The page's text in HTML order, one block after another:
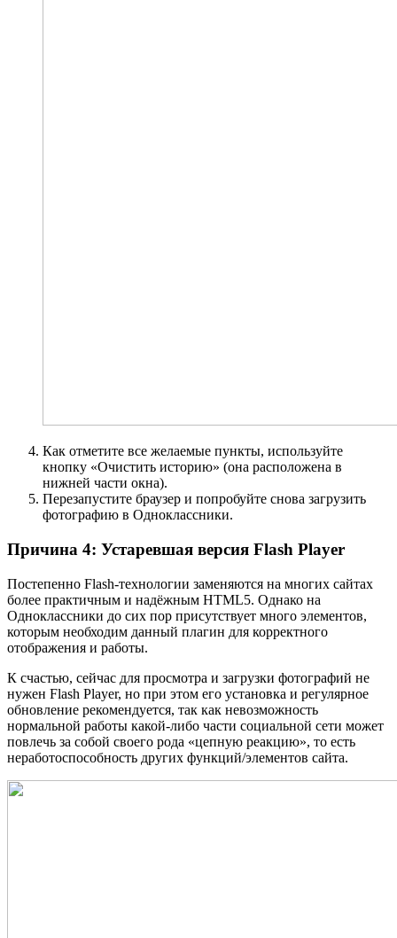
Как отметите все желаемые пункты, используйте
кнопку «Очистить историю» (она расположена в
нижней части окна).
Перезапустите браузер и попробуйте снова загрузить
фотографию в Одноклассники.
Причина 4: Устаревшая версия Flash Player
Постепенно Flash-технологии заменяются на многих сайтах
более практичным и надёжным HTML5. Однако на
Одноклассники до сих пор присутствует много элементов,
которым необходим данный плагин для корректного
отображения и работы.
К счастью, сейчас для просмотра и загрузки фотографий не
нужен Flash Player, но при этом его установка и регулярное
обновление рекомендуется, так как невозможность
нормальной работы какой-либо части социальной сети может
повлечь за собой своего рода «цепную реакцию», то есть
неработоспособность других функций/элементов сайта.